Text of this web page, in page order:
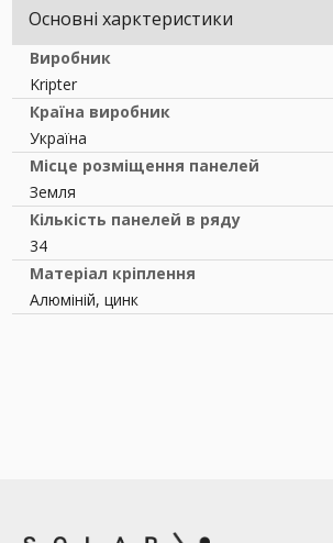
Основні харктеристики
Виробник
Kripter
Країна виробник
Україна
Місце розміщення панелей
Земля
Кількість панелей в ряду
34
Матеріал кріплення
Алюміній, цинк